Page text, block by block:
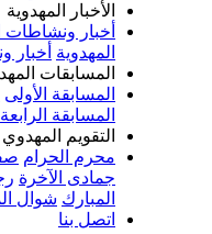
الأخبار المهدوية
أخبار ونشاطات
المهدوية أخبار
المسابقات
المسابقة الأولى
المسابقة الرابعة
التقويم المهدوي
محرم الحرام
جمادى الآخرة
المبارك شوال
اتصل بنا